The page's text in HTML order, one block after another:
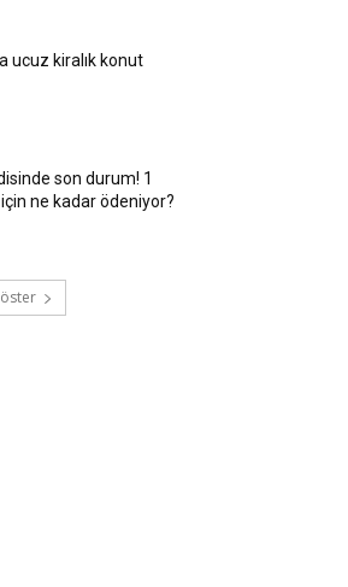
ucuz kiralık konut
son durum! 1
ne kadar ödeniyor?